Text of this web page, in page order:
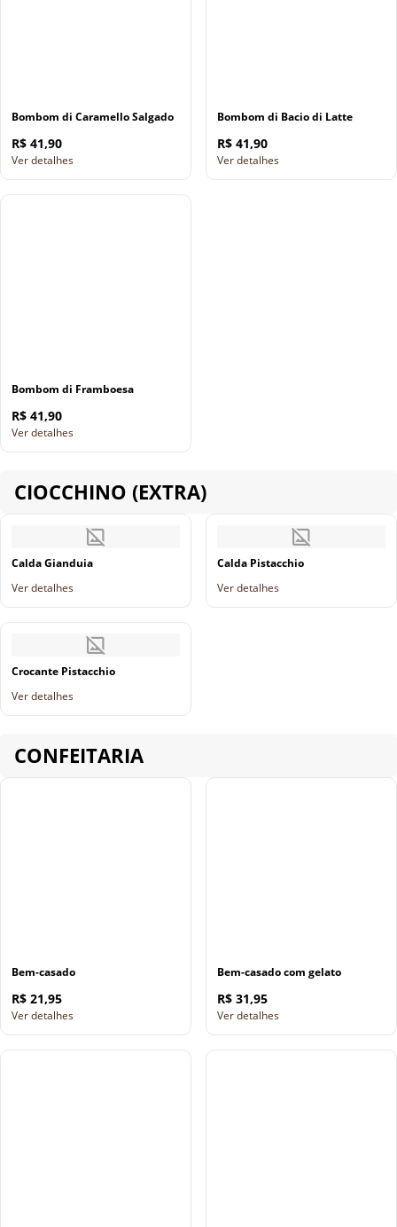
Bombom di Caramello Salgado
R$ 41,90
Ver detalhes
Bombom di Bacio di Latte
R$ 41,90
Ver detalhes
Bombom di Framboesa
R$ 41,90
Ver detalhes
CIOCCHINO (EXTRA)
Calda Gianduia
Ver detalhes
Calda Pistacchio
Ver detalhes
Crocante Pistacchio
Ver detalhes
CONFEITARIA
Bem-casado
R$ 21,95
Ver detalhes
Bem-casado com gelato
R$ 31,95
Ver detalhes